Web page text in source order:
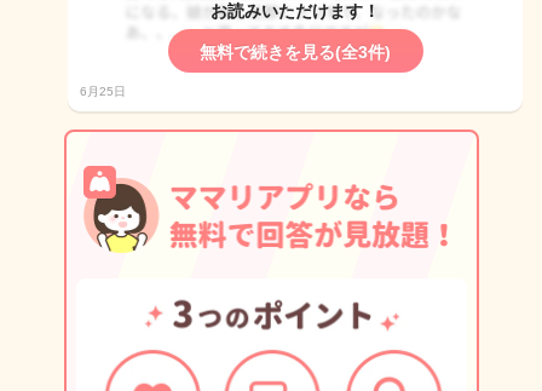
お読みいただけます！
無料で続きを見る(全3件)
6月25日